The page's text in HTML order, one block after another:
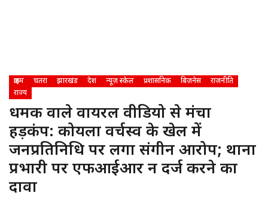
क्राइम चतरा झारखंड देश न्यूज़ स्केल प्रशासनिक बिज़नेस
राजनीति
राज्य
धमकी वाले वायरल वीडियो से मंचा
हड़कंप: कोयला वर्चस्व के खेल में
जनप्रतिनिधि पर लगा संगीन आरोप; थाना
प्रभारी पर एफआईआर न दर्ज करने का
दावा